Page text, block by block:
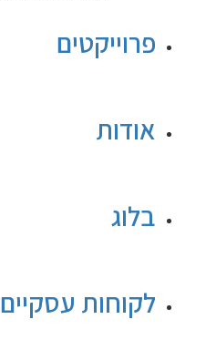
פרוייקטים
אודות
בלוג
לקוחות עסקיים